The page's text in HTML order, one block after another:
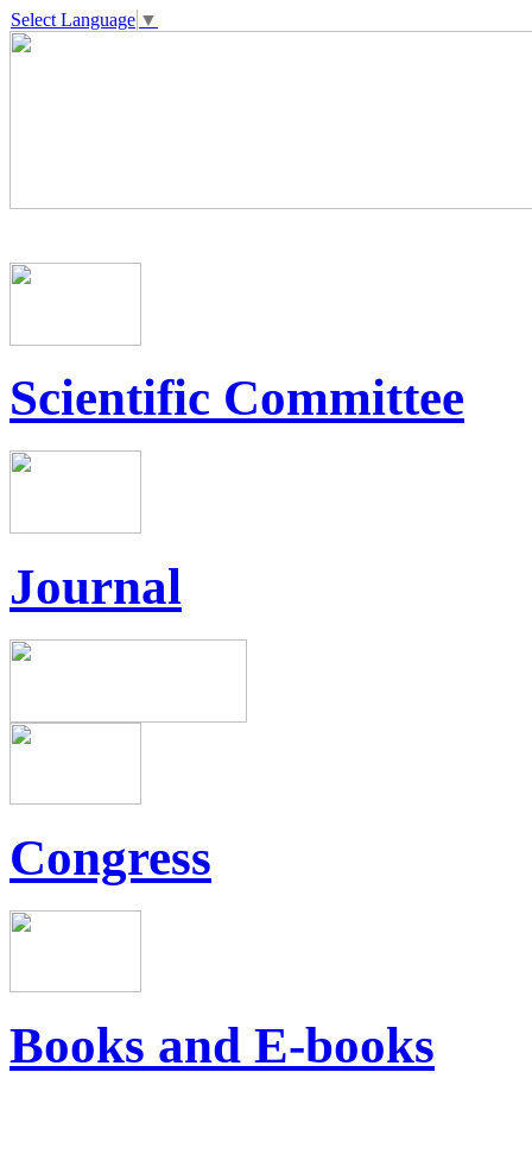
Select Language ▼
Scientific Committee
Journal
Congress
Books and E-books